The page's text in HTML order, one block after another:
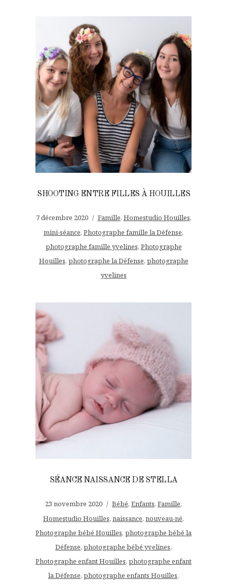
SHOOTING ENTRE FILLES À HOUILLES
7 décembre 2020 Famille, Homestudio Houilles,
mini-séance, Photographe famille la Défense,
photographe famille yvelines, Photographe
Houilles, photographe la Défense, photographe
yvelines
SÉANCE NAISSANCE DE STELLA
23 novembre 2020 Bébé, Enfants, Famille,
Homestudio Houilles, naissance, nouveau-né,
Photographe bébé Houilles, photographe bébé la
Défense, photographe bébé yvelines,
Photographe enfant Houilles, photographe enfant
la Défense, photographe enfants Houilles,